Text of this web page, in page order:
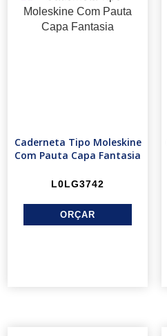
Caderneta Tipo Moleskine
Com Pauta Capa Fantasia
L0LG3742